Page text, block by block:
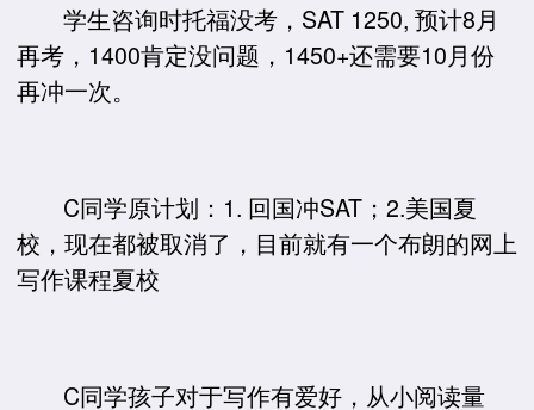
学生咨询时托福没考，SAT 1250, 预计8月
再考，1400肯定没问题，1450+还需要10月份
再冲一次。
C同学原计划：1. 回国冲SAT；2.美国夏
校，现在都被取消了，目前就有一个布朗的网上
写作课程夏校
C同学孩子对于写作有爱好，从小阅读量